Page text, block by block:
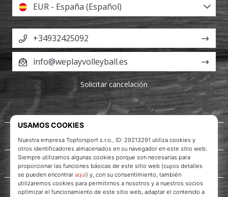
Acerca de nosotros
Servicio al cliente
EUR - España (Español)
+34932425092
info@weplayvolleyball.es
Solicitar cancelación